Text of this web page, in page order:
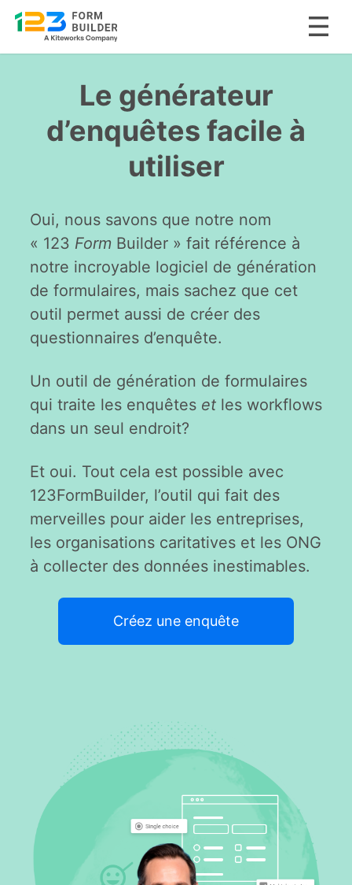
Le générateur
d’enquêtes facile à
utiliser
Oui, nous savons que notre nom
« 123 Form Builder » fait référence à
notre incroyable logiciel de génération
de formulaires, mais sachez que cet
outil permet aussi de créer des
questionnaires d’enquête.
Un outil de génération de formulaires
qui traite les enquêtes et les workflows
dans un seul endroit?
Et oui. Tout cela est possible avec
123FormBuilder, l’outil qui fait des
merveilles pour aider les entreprises,
les organisations caritatives et les ONG
à collecter des données inestimables.
Créez une enquête